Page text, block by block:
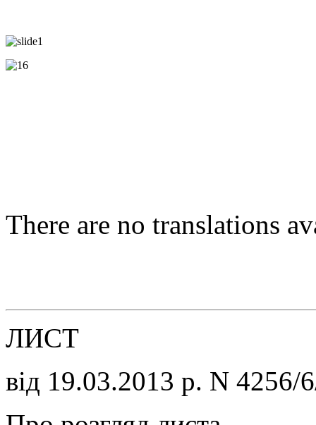
There are no translations
ЛИСТ
від 19.03.2013 р. N 4256/